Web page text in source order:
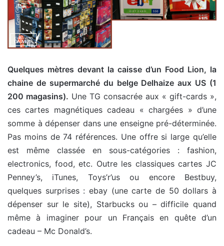
Quelques mètres devant la caisse d’un Food Lion, la
chaine de supermarché du belge Delhaize aux US (1
200 magasins). Une TG consacrée aux « gift-cards »,
ces cartes magnétiques cadeau « chargées » d’une
somme à dépenser dans une enseigne pré-déterminée.
Pas moins de 74 références. Une offre si large qu’elle
est même classée en sous-catégories : fashion,
electronics, food, etc. Outre les classiques cartes JC
Penney’s, iTunes, Toys’r’us ou encore Bestbuy,
quelques surprises : ebay (une carte de 50 dollars à
dépenser sur le site), Starbucks ou – difficile quand
même à imaginer pour un Français en quête d’un
cadeau – Mc Donald’s.